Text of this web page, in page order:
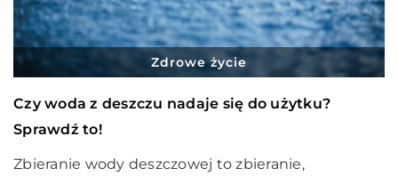
Zdrowe życie
Czy woda z deszczu nadaje się do użytku?
Sprawdź to!
Zbieranie wody deszczowej to zbieranie,